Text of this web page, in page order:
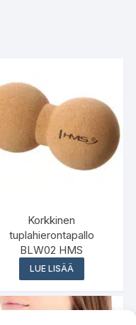
Korkkinen
tuplahierontapallo
BLW02 HMS
LUE LISÄÄ